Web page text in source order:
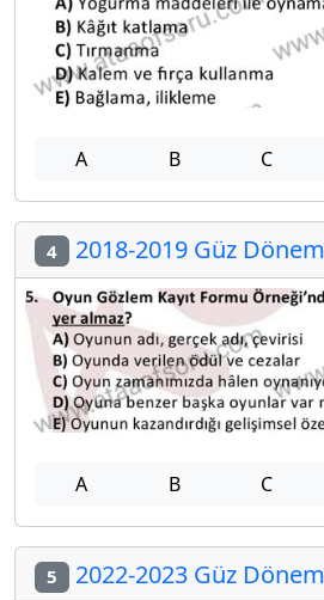
A B C
4 2018-2019 Güz
A B C
5 2022-2023 Güz